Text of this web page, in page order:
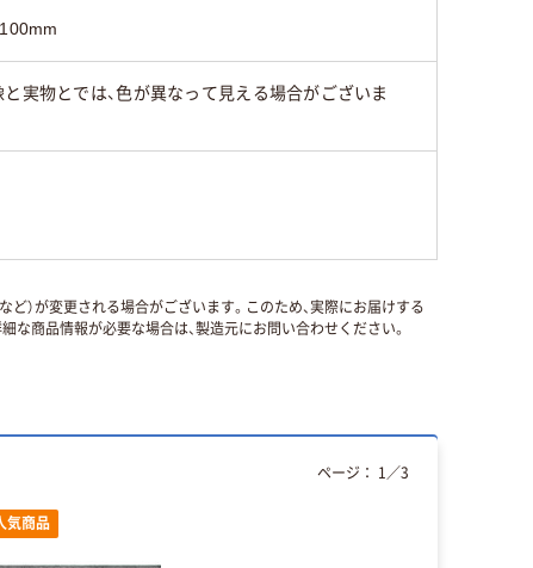
実物とでは、色が異なって見える場合がございま
ど）が変更される場合がございます。このため、実際にお届けする
商品情報が必要な場合は、製造元にお問い合わせください。
気商品
ページ： 1 ／3